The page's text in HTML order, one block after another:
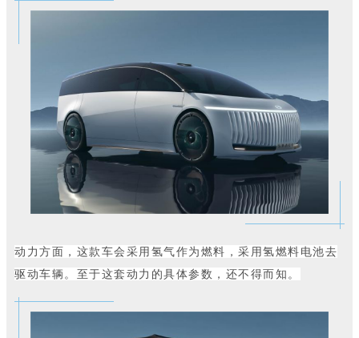
动力方面，这款车会采用氢气作为燃料，采用氢燃料电池去
驱动车辆。至于这套动力的具体参数，还不得而知。